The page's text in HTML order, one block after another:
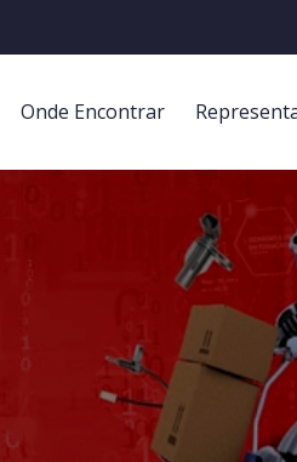
Onde Encontrar